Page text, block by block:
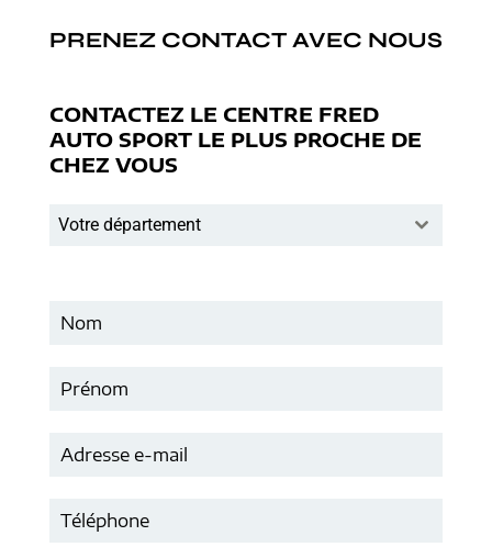
PRENEZ CONTACT AVEC NOUS
CONTACTEZ LE CENTRE FRED
AUTO SPORT LE PLUS PROCHE DE
CHEZ VOUS
Votre département